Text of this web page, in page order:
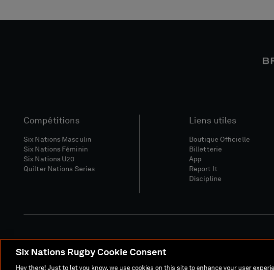
Compétitions
Six Nations Masculin
Six Nations Féminin
Six Nations U20
Quilter Nations Series
Liens utiles
Boutique Officielle
Billetterie
App
Report It
Discipline
Six Nations Rugby Cookie Consent
Hey there! Just to let you know, we use cookies on this site to enhance your user